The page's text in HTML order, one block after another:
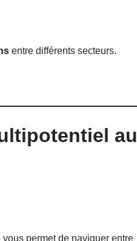
entre différents secteurs.
au
vous permet de naviguer entre